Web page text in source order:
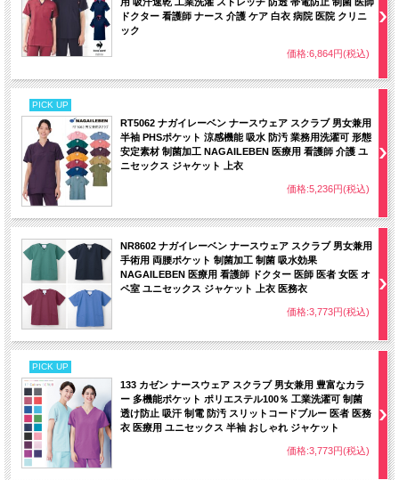
ドクター 看護師 ナース 介護 ケア 白衣 病院 医院 クリニ
ック
価格:6,864円(税込)
PICK UP
RT5062 ナガイレーベン ナースウェア スクラブ 男女兼用
半袖 PHSポケット 涼感機能 吸水 防汚 業務用洗濯可 形態
安定素材 制菌加工 NAGAILEBEN 医療用 看護師 介護 ユ
ニセックス ジャケット 上衣
価格:5,236円(税込)
NR8602 ナガイレーベン ナースウェア スクラブ 男女兼用
手術用 両腰ポケット 制菌加工 制菌 吸水効果
NAGAILEBEN 医療用 看護師 ドクター 医師 医者 女医 オ
ペ室 ユニセックス ジャケット 上衣 医務衣
価格:3,773円(税込)
PICK UP
133 カゼン ナースウェア スクラブ 男女兼用 豊富なカラ
ー 多機能ポケット ポリエステル100％ 工業洗濯可 制菌
透け防止 吸汗 制電 防汚 スリットコードブルー 医者 医務
衣 医療用 ユニセックス 半袖 おしゃれ ジャケット
価格:3,773円(税込)